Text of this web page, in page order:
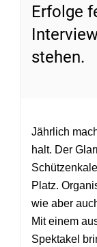
Erfolge
stehen.
Jährlich
halt. Der
Platz.
wie aber
Mit einem
Spektakel